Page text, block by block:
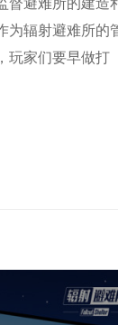
督避难所的建造
为辐射避难所的
玩家们要早做打